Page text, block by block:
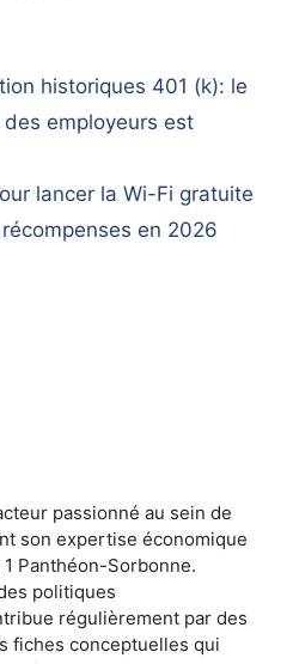
historiques 401 (k): le
employeurs est
lancer la Wi-Fi gratuite
en 2026
passionné au sein de
son expertise économique
Panthéon-Sorbonne.
politiques
régulièrement par des
fiches conceptuelles qui